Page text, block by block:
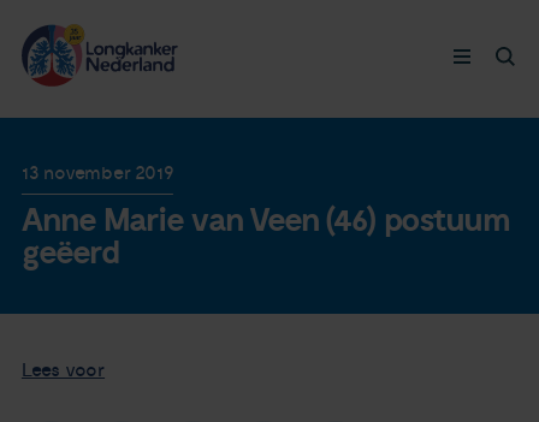
Longkanker
Leven met
Thymuskankers
13 november 2019
Anne Marie van Veen (46) postuum
geëerd
Lees voor